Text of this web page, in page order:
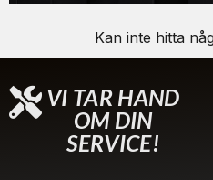
Kan inte hitta
VI TAR HAND
OM DIN
SERVICE!